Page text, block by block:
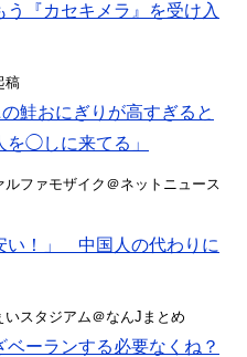
う『カセキメラ』を受け入
稿
鮭おにぎりが高すぎると
を◯しに来てる」
ファモザイク＠ネットニュース
い！」 中国人の代わりに
スタジアム＠なんJまとめ
ーランする必要なくね？